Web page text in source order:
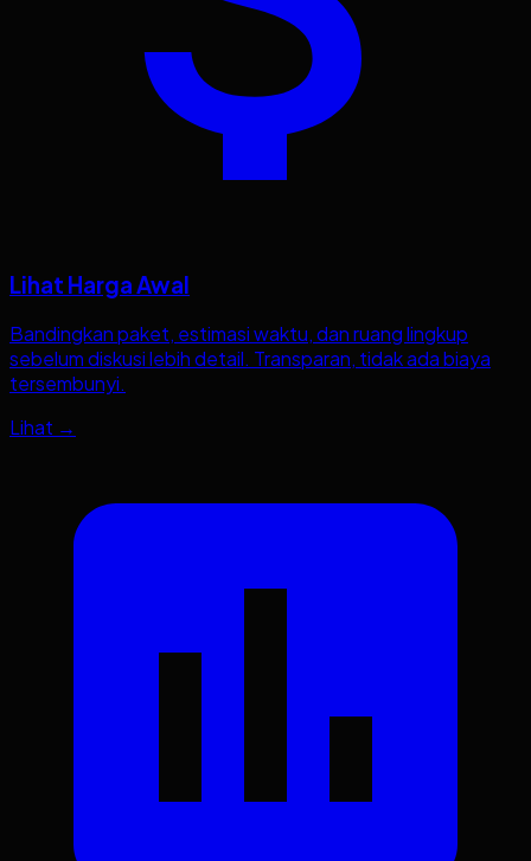
Lihat Harga Awal
Bandingkan paket, estimasi waktu, dan ruang lingkup
sebelum diskusi lebih detail. Transparan, tidak ada biaya
tersembunyi.
Lihat →